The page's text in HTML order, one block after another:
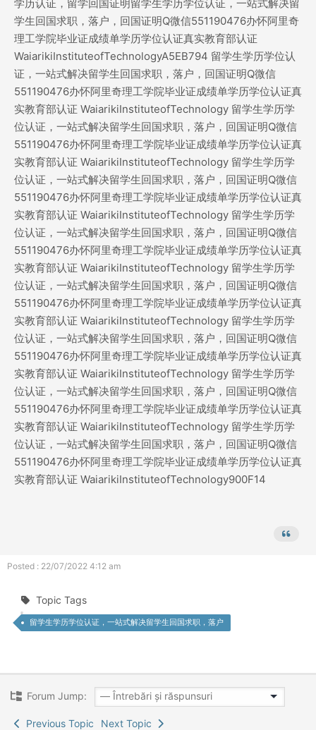
学历认证，留学回国证明留学生学历学位认证，一站式解决留
学生回国求职，落户，回国证明Q微信551190476办怀阿里奇
理工学院毕业证成绩单学历学位认证真实教育部认证
WaiarikiInstituteofTechnologyA5EB794 留学生学历学位认
证，一站式解决留学生回国求职，落户，回国证明Q微信
551190476办怀阿里奇理工学院毕业证成绩单学历学位认证真
实教育部认证 WaiarikiInstituteofTechnology 留学生学历学
位认证，一站式解决留学生回国求职，落户，回国证明Q微信
551190476办怀阿里奇理工学院毕业证成绩单学历学位认证真
实教育部认证 WaiarikiInstituteofTechnology 留学生学历学
位认证，一站式解决留学生回国求职，落户，回国证明Q微信
551190476办怀阿里奇理工学院毕业证成绩单学历学位认证真
实教育部认证 WaiarikiInstituteofTechnology 留学生学历学
位认证，一站式解决留学生回国求职，落户，回国证明Q微信
551190476办怀阿里奇理工学院毕业证成绩单学历学位认证真
实教育部认证 WaiarikiInstituteofTechnology 留学生学历学
位认证，一站式解决留学生回国求职，落户，回国证明Q微信
551190476办怀阿里奇理工学院毕业证成绩单学历学位认证真
实教育部认证 WaiarikiInstituteofTechnology 留学生学历学
位认证，一站式解决留学生回国求职，落户，回国证明Q微信
551190476办怀阿里奇理工学院毕业证成绩单学历学位认证真
实教育部认证 WaiarikiInstituteofTechnology 留学生学历学
位认证，一站式解决留学生回国求职，落户，回国证明Q微信
551190476办怀阿里奇理工学院毕业证成绩单学历学位认证真
实教育部认证 WaiarikiInstituteofTechnology 留学生学历学
位认证，一站式解决留学生回国求职，落户，回国证明Q微信
551190476办怀阿里奇理工学院毕业证成绩单学历学位认证真
实教育部认证 WaiarikiInstituteofTechnology900F14
Posted : 22/07/2022 4:12 am
Topic Tags
留学生学历学位认证，一站式解决留学生回国求职，落户
Forum Jump:
Previous Topic Next Topic